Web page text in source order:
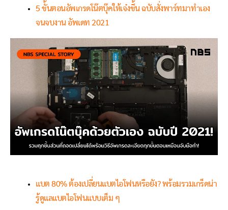
5 ขั้นตอนอัพเกรดโน๊ตบุ๊คให้เจ๋งขึ้น ฉบับสั่งพาร์ทมาทำเอง
จนจบงาน อัพเดท 2021
แบต 80% ต้องเปลี่ยนแบตไอโฟนหรือยัง? พร้อมรวมเกร็ดน่า
รู้ดูแลแบตไอโฟนแบบเต็ม ๆ